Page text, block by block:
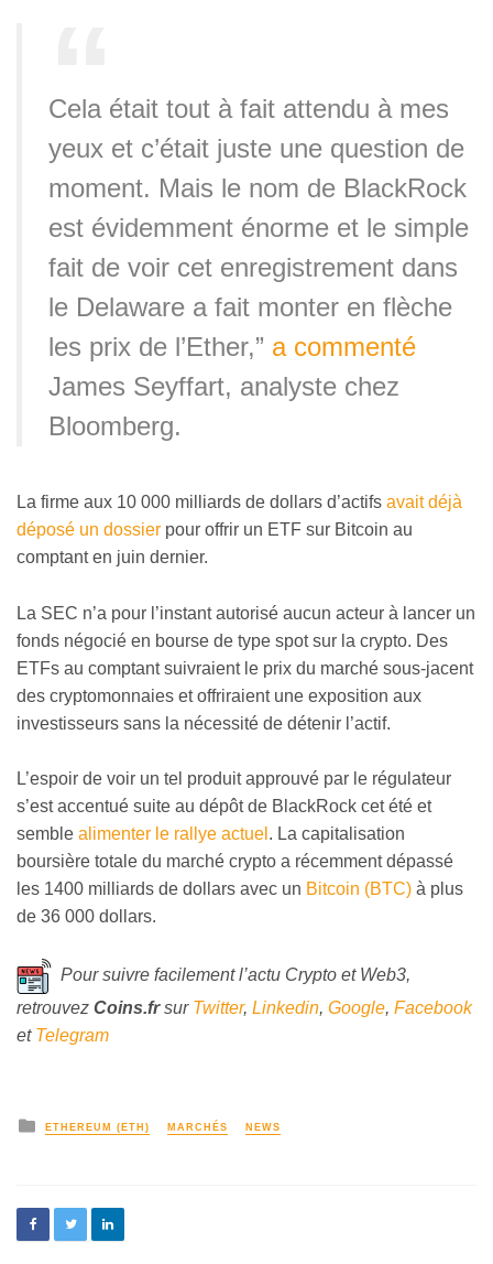
Cela était tout à fait attendu à mes
yeux et c’était juste une question de
moment. Mais le nom de BlackRock
est évidemment énorme et le simple
fait de voir cet enregistrement dans
le Delaware a fait monter en flèche
les prix de l’Ether,” a commenté
James Seyffart, analyste chez
Bloomberg.
La firme aux 10 000 milliards de dollars d’actifs avait déjà
déposé un dossier pour offrir un ETF sur Bitcoin au
comptant en juin dernier.
La SEC n’a pour l’instant autorisé aucun acteur à lancer un
fonds négocié en bourse de type spot sur la crypto. Des
ETFs au comptant suivraient le prix du marché sous-jacent
des cryptomonnaies et offriraient une exposition aux
investisseurs sans la nécessité de détenir l’actif.
L’espoir de voir un tel produit approuvé par le régulateur
s’est accentué suite au dépôt de BlackRock cet été et
semble alimenter le rallye actuel . La capitalisation
boursière totale du marché crypto a récemment dépassé
les 1400 milliards de dollars avec un Bitcoin (BTC) à plus
de 36 000 dollars.
Pour suivre facilement l’actu Crypto et Web3,
retrouvez Coins.frsur Twitter, Linkedin, Google, Facebook
et Telegram
ETHEREUM (ETH) MARCHÉS NEWS